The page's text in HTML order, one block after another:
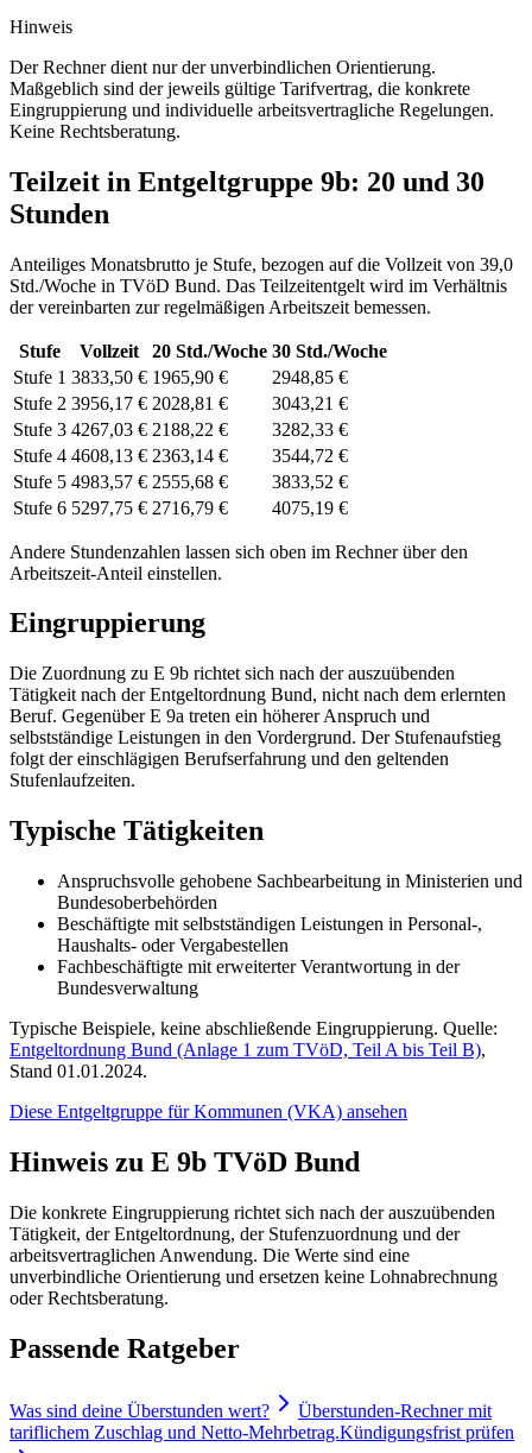
Hinweis
Der Rechner dient nur der unverbindlichen Orientierung.
Maßgeblich sind der jeweils gültige Tarifvertrag, die konkrete
Eingruppierung und individuelle arbeitsvertragliche Regelungen.
Keine Rechtsberatung.
Teilzeit in Entgeltgruppe 9b: 20 und 30
Stunden
Anteiliges Monatsbrutto je Stufe, bezogen auf die Vollzeit von 39,0
Std./Woche in TVöD Bund. Das Teilzeitentgelt wird im Verhältnis
der vereinbarten zur regelmäßigen Arbeitszeit bemessen.
Stufe Vollzeit 20 Std./Woche 30 Std./Woche
Stufe 1 3833,50 € 1965,90 €
2948,85 €
Stufe 2 3956,17 € 2028,81 €
3043,21 €
Stufe 3 4267,03 € 2188,22 €
3282,33 €
Stufe 4 4608,13 € 2363,14 €
3544,72 €
Stufe 5 4983,57 € 2555,68 €
3833,52 €
Stufe 6 5297,75 € 2716,79 € 4075,19 €
Andere Stundenzahlen lassen sich oben im Rechner über den
Arbeitszeit-Anteil einstellen.
Eingruppierung
Die Zuordnung zu E 9b richtet sich nach der auszuübenden
Tätigkeit nach der Entgeltordnung Bund, nicht nach dem erlernten
Beruf. Gegenüber E 9a treten ein höherer Anspruch und
selbstständige Leistungen in den Vordergrund. Der Stufenaufstieg
folgt der einschlägigen Berufserfahrung und den geltenden
Stufenlaufzeiten.
Typische Tätigkeiten
Anspruchsvolle gehobene Sachbearbeitung in Ministerien und
Bundesoberbehörden
Beschäftigte mit selbstständigen Leistungen in Personal-,
Haushalts- oder Vergabestellen
Fachbeschäftigte mit erweiterter Verantwortung in der
Bundesverwaltung
Typische Beispiele, keine abschließende Eingruppierung. Quelle:
Entgeltordnung Bund (Anlage 1 zum TVöD, Teil A bis Teil B),
Stand 01.01.2024.
Diese Entgeltgruppe fürKommunen (VKA) ansehen
Hinweis zu E 9b TVöD Bund
Die konkrete Eingruppierung richtet sich nach der auszuübenden
Tätigkeit, der Entgeltordnung, der Stufenzuordnung und der
arbeitsvertraglichen Anwendung. Die Werte sind eine
unverbindliche Orientierung und ersetzen keine Lohnabrechnung
oder Rechtsberatung.
Passende Ratgeber
Was sind deine Überstunden wert?
Überstunden-Rechner mit
tariflichem Zuschlag und Netto-Mehrbetrag.Kündigungsfrist prüfen